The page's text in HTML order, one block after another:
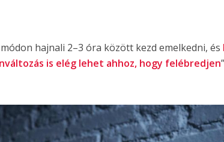
hajnali 2–3 óra között kezd emelkedni, és
is elég lehet ahhoz, hogy felébredjen